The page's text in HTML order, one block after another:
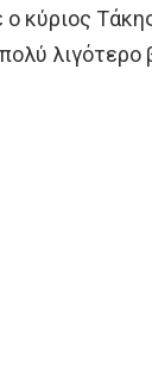
κύριος
λιγότερο